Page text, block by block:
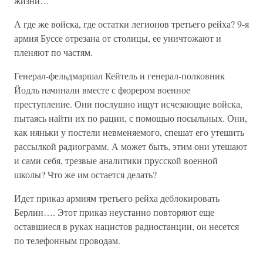
А где же войска, где остатки легионов третьего рейха? 9-я
армия Буссе отрезана от столицы, ее уничтожают и
пленяют по частям.
Генерал-фельдмаршал Кейтель и генерал-полковник
Йодль начинали вместе с фюрером военное
преступление. Они послушно ищут исчезающие войска,
пытаясь найти их по рации, с помощью посыльных. Они,
как няньки у постели невменяемого, спешат его утешить
рассылкой радиограмм. А может быть, этим они утешают
и сами себя, трезвые аналитики прусской военной
школы? Что же им остается делать?
Идет приказ армиям третьего рейха деблокировать
Берлин…. Этот приказ неустанно повторяют еще
оставшиеся в руках нацистов радиостанции, он несется
по телефонным проводам.